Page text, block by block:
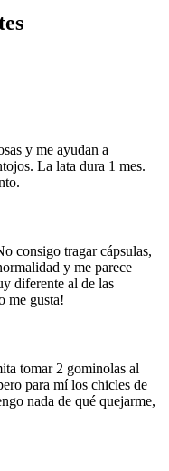
y me ayudan a
La lata dura 1 mes.
consigo tragar cápsulas,
y me parece
diferente al de las
me gusta!
tomar 2 gominolas al
para mí los chicles de
nada de qué quejarme,